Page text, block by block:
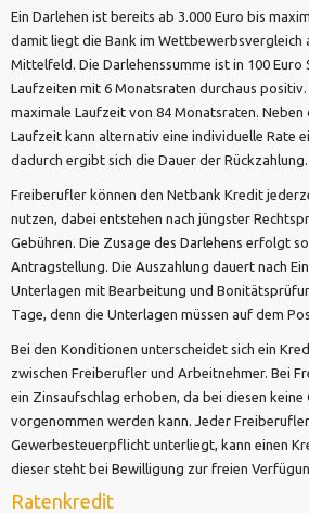
Ein Darlehen ist bereits ab 3.000 Euro bis
damit liegt die Bank im Wettbewerbsvergleich
Mittelfeld. Die Darlehenssumme ist in 100
Laufzeiten mit 6 Monatsraten durchaus
maximale Laufzeit von 84 Monatsraten.
Laufzeit kann alternativ eine individuelle Rate
dadurch ergibt sich die Dauer der Rückzahlung.
Freiberufler können den Netbank Kredit
nutzen, dabei entstehen nach jüngster
Gebühren. Die Zusage des Darlehens erfolgt
Antragstellung. Die Auszahlung dauert nach
Unterlagen mit Bearbeitung und
Tage, denn die Unterlagen müssen auf dem
Bei den Konditionen unterscheidet sich ein
zwischen Freiberufler und Arbeitnehmer. Bei
ein Zinsaufschlag erhoben, da bei diesen
vorgenommen werden kann. Jeder
Gewerbesteuerpflicht unterliegt, kann einen
dieser steht bei Bewilligung zur freien
Ratenkredit